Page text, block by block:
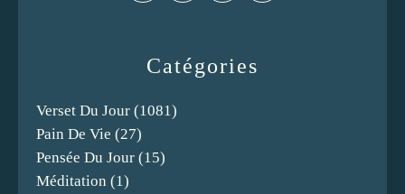
Catégories
Verset Du Jour (1081)
Pain De Vie (27)
Pensée Du Jour (15)
Méditation (1)